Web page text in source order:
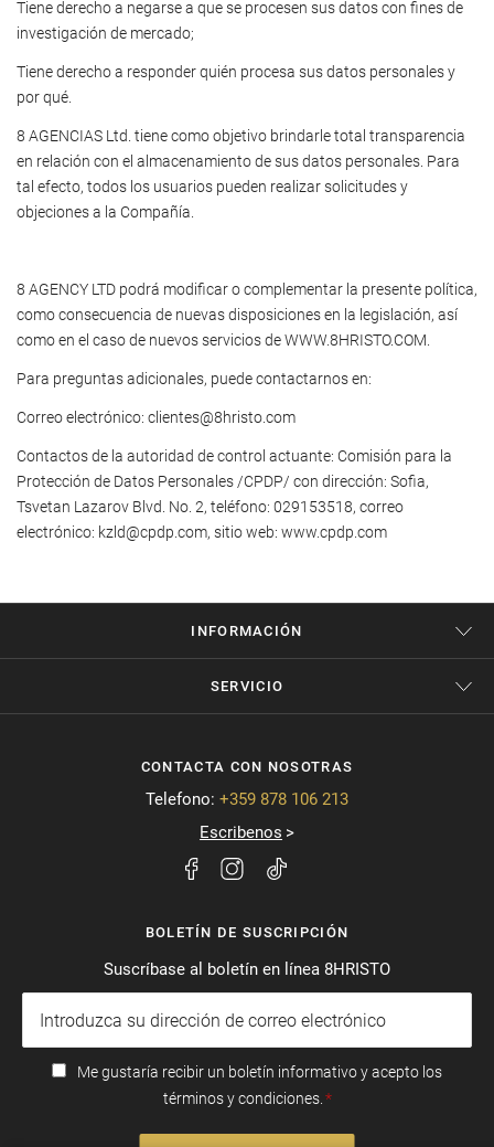
Tiene derecho a negarse a que se procesen sus datos con fines de
investigación de mercado;
Tiene derecho a responder quién procesa sus datos personales y
por qué.
8 AGENCIAS Ltd. tiene como objetivo brindarle total transparencia
en relación con el almacenamiento de sus datos personales. Para
tal efecto, todos los usuarios pueden realizar solicitudes y
objeciones a la Compañía.
8 AGENCY LTD podrá modificar o complementar la presente política,
como consecuencia de nuevas disposiciones en la legislación, así
como en el caso de nuevos servicios de WWW.8HRISTO.COM.
Para preguntas adicionales, puede contactarnos en:
Correo electrónico: clientes@8hristo.com
Contactos de la autoridad de control actuante: Comisión para la
Protección de Datos Personales /CPDP/ con dirección: Sofia,
Tsvetan Lazarov Blvd. No. 2, teléfono: 029153518, correo
electrónico: kzld@cpdp.com, sitio web: www.cpdp.com
INFORMACIÓN
SERVICIO
CONTACTA CON NOSOTRAS
Telefono: +359 878 106 213
Escribenos
BOLETÍN DE SUSCRIPCIÓN
Suscríbase al boletín en línea 8HRISTO
Me gustaría recibir un boletín informativo y acepto los
términos y condiciones.